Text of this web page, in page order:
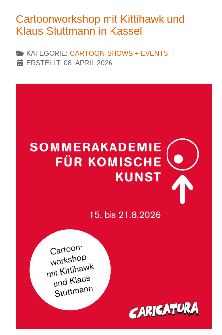
Cartoonworkshop mit Kittihawk und
Klaus Stuttmann in Kassel
KATEGORIE: CARTOON-SHOWS + EVENTS
ERSTELLT: 08. APRIL 2026